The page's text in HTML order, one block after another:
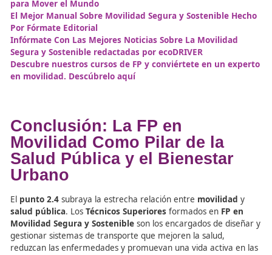
FP en Movilidad:
Sociales de la Movilidad
Sostenible
Más allá de los beneficios para la salud individual, la
Acceso equitativoa los servicios de salud,
empleo
Reducción de la desigualdad en las zonas
favorecidas
Mejoras en el bienestar general
más tiempo libre
LaFormación Profesional (FP)prepara a los técnicos
planificarciudades más saludables y accesibles
opciones de movilidad seanjustas, seguras y